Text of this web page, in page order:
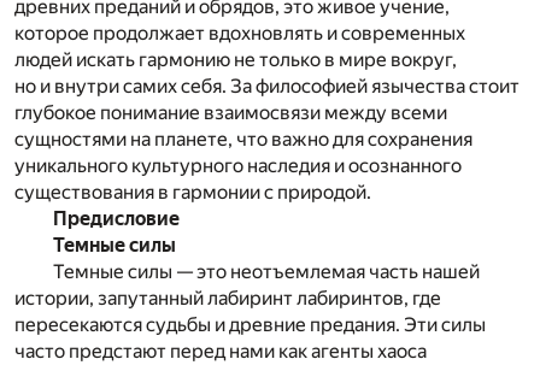
древних преданий и обрядов, это живое учение,
которое продолжает вдохновлять и современных
людей искать гармонию не только в мире вокруг,
но и внутри самих себя. За философией язычества стоит
глубокое понимание взаимосвязи между всеми
сущностями на планете, что важно для сохранения
уникального культурного наследия и осознанного
существования в гармонии с природой.
Предисловие
Темные силы
Темные силы — это неотъемлемая часть нашей
истории, запутанный лабиринт лабиринтов, где
пересекаются судьбы и древние предания. Эти силы
часто предстают перед нами как агенты хаоса